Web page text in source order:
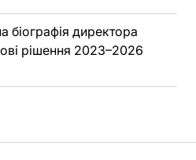
директора
рішення 2023–2026